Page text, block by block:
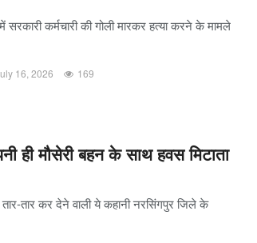
सरकारी कर्मचारी की गोली मारकर हत्या करने के मामले
16, 2026 169
ही मौसेरी बहन के साथ हवस मिटाता
तार-तार कर देने वाली ये कहानी नरसिंगपुर जिले के